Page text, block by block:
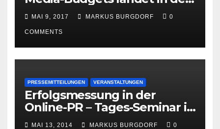
PRMAI 9, 2017 MARKUS BURGDORF 0
COMMENTS
PRESSEMITTEILUNGEN VERANSTALTUNGEN
Erfolgsmessung in der
Online-PR – Tages-Seminar in
Hamburg am 23. Juni 2014
MAI 13, 2014 MARKUS BURGDORF 0